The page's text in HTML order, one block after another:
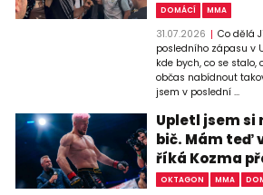
DOMÁCÍ MMA
31.07.2026
Co dělá
posledního zápasu v
kde bych, co se stalo,
občas nabídnout
jsem v poslední ...
Upletl jsem si
bič. Mám teď
říká Kozma
OKTAGON MMA